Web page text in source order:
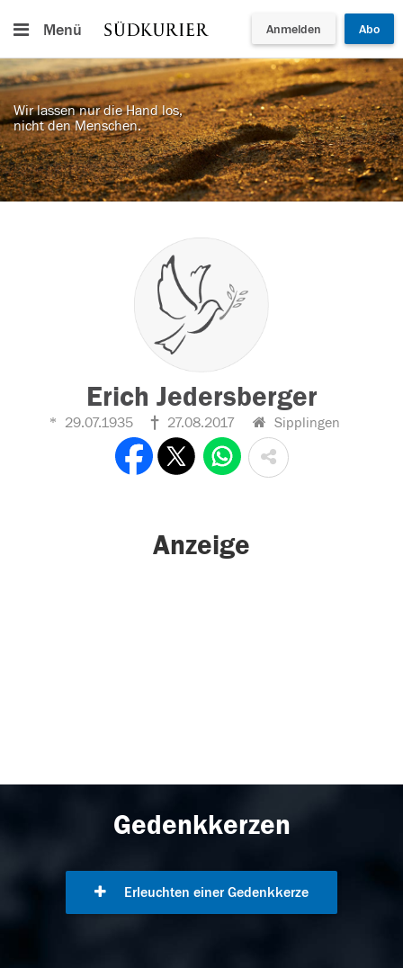
Menü Anmelden Abo
Wir lassen nur die Hand los,
nicht den Menschen.
Erich Jedersberger
29.07.1935 27.08.2017 Sipplingen
Anzeige
Gedenkkerzen
Erleuchten einer Gedenkkerze